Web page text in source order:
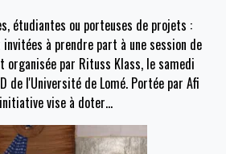
étudiantes ou porteuses de projets :
à prendre part à une session de
par Rituss Klass, le samedi
de l'Université de Lomé. Portée par Afi
vise à doter…